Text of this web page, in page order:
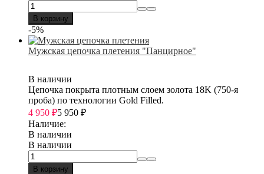
В корзину
-5%
Мужская цепочка плетения "Панцирное"
В наличии
Цепочка покрыта плотным слоем золота 18K (750-я
проба) по технологии Gold Filled.
4 950 ₽5 950 ₽
Наличие:
В наличии
В наличии
В корзину